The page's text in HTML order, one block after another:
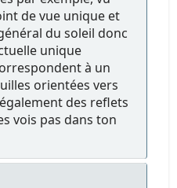
de vue unique et
du soleil donc
unique
à un
orientées vers
des reflets
vois pas dans ton